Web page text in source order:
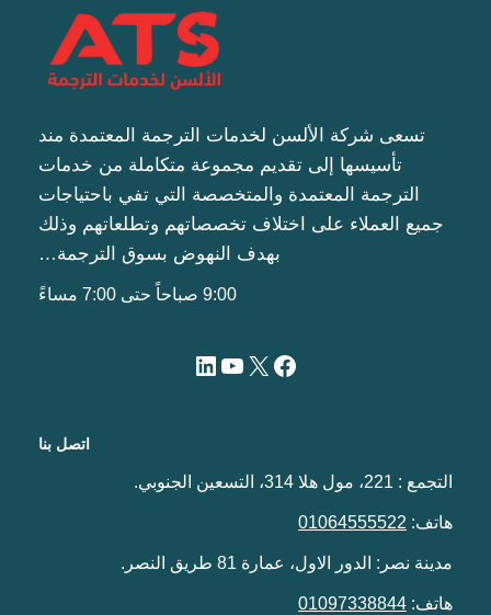
تسعى شركة الألسن لخدمات الترجمة المعتمدة مند
تأسيسها إلى تقديم مجموعة متكاملة من خدمات
الترجمة المعتمدة والمتخصصة التي تفي باحتياجات
جميع العملاء على اختلاف تخصصاتهم وتطلعاتهم وذلك
بهدف النهوض بسوق الترجمة…
اتصل بنا
التجمع : 221، مول هلا 314، التسعين الجنوبي.
هاتف: 01064555522
مدينة نصر: الدور الاول، عمارة 81 طريق النصر.
هاتف: 01097338844